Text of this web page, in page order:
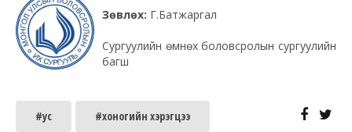
Зөвлөх: Г.Батжаргал
Сургуулийн өмнөх боловсролын сургуулийн
багш
#ус #хоногийн хэрэгцээ